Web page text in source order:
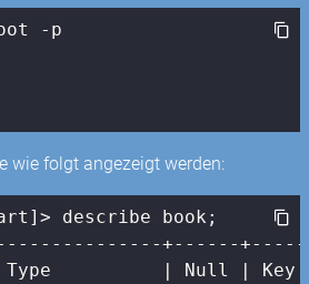
wie folgt angezeigt werden:
describe book;
Type | Null | Key